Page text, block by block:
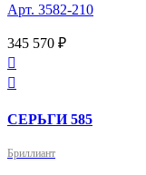
Арт. 3582-210
345 570 ₽


СЕРЬГИ 585
Бриллиант